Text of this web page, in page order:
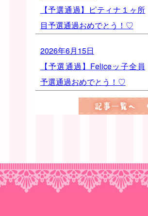
【予選通過】ピティナ１ヶ所
目予選通過おめでとう！♡
2026年6月15日
【予選通過】Feliceッ子全員
予選通過おめでとう！♡